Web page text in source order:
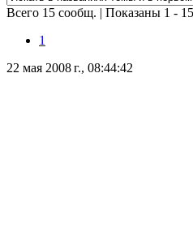
Всего 15 сообщ. | Показаны 1 - 15
1
22 мая 2008 г., 08:44:42